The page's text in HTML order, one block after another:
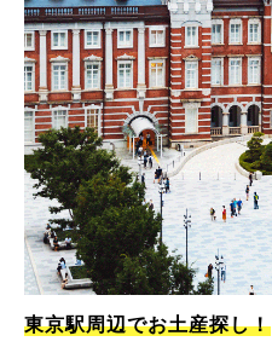
東京駅周辺でお土産探し！